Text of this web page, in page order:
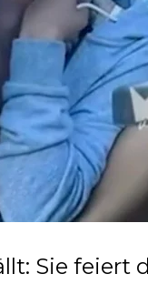
Sie feiert